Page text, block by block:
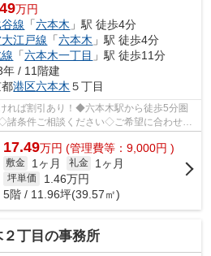
万円
線 「六本木 」駅 徒歩4分
江戸線 「六本木 」駅 徒歩4分
「六本木一丁目 」駅 徒歩11分
年 / 11階建
港区六本木 ５丁目
れば割引あり！◆六本木駅から徒歩5分圏
条件ご相談ください◇ご希望に合わせて
にお問い合わ...
17.49万円 (管理費等：9,000円 )
敷金 1ヶ月 礼金 1ヶ月
坪単価 1.46万円
5階 / 11.96坪(39.57㎡)
丁目の事務所